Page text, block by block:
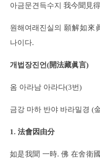
아금문견득수지 我今聞見
원해여래진실의 願解如來
나이다.
개법장진언(開法藏眞言)
옴 아라남 아라다(3번)
금강 마하 반야 바라밀경 (
1. 法會因由分
如是我聞 一時. 佛 在舍衛